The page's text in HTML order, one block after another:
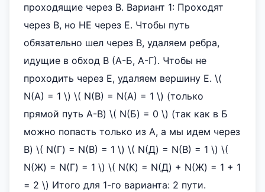
проходящие через В. Вариант 1: Проходят
через В, но НЕ через Е. Чтобы путь
обязательно шел через В, удаляем ребра,
идущие в обход В (А-Б, А-Г). Чтобы не
проходить через Е, удаляем вершину Е. \(
N(A) = 1 \) \( N(B) = N(A) = 1 \) (только
прямой путь А-В) \( N(Б) = 0 \) (так как в Б
можно попасть только из А, а мы идем через
В) \( N(Г) = N(B) = 1 \) \( N(Д) = N(B) = 1 \) \(
N(Ж) = N(Г) = 1 \) \( N(К) = N(Д) + N(Ж) = 1 + 1
= 2 \) Итого для 1-го варианта: 2 пути.